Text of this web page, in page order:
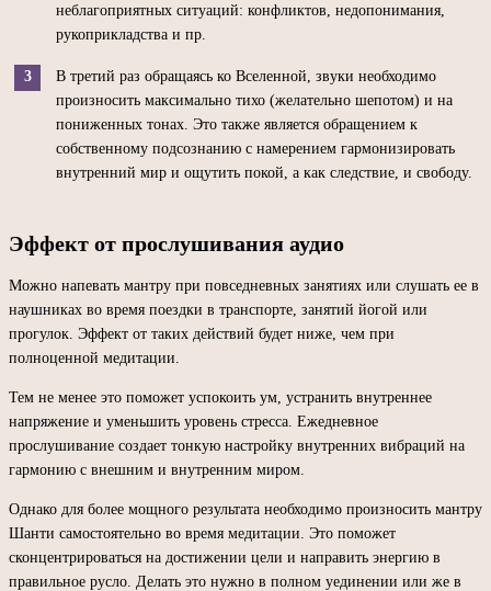
неблагоприятных ситуаций: конфликтов, недопонимания,
рукоприкладства и пр.
В третий раз обращаясь ко Вселенной, звуки необходимо
произносить максимально тихо (желательно шепотом) и на
пониженных тонах. Это также является обращением к
собственному подсознанию с намерением гармонизировать
внутренний мир и ощутить покой, а как следствие, и свободу.
Эффект от прослушивания аудио
Можно напевать мантру при повседневных занятиях или слушать ее в
наушниках во время поездки в транспорте, занятий йогой или
прогулок. Эффект от таких действий будет ниже, чем при
полноценной медитации.
Тем не менее это поможет успокоить ум, устранить внутреннее
напряжение и уменьшить уровень стресса. Ежедневное
прослушивание создает тонкую настройку внутренних вибраций на
гармонию с внешним и внутренним миром.
Однако для более мощного результата необходимо произносить мантру
Шанти самостоятельно во время медитации. Это поможет
сконцентрироваться на достижении цели и направить энергию в
правильное русло. Делать это нужно в полном уединении или же в